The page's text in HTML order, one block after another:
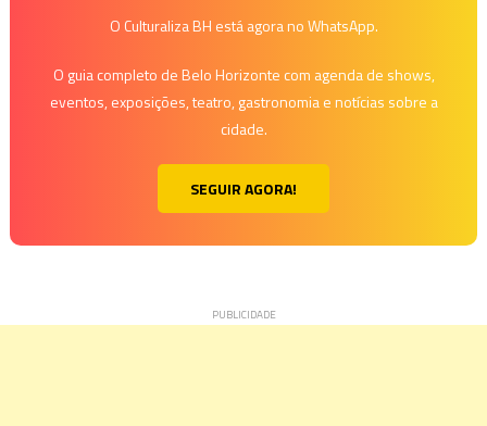
O Culturaliza BH está agora no WhatsApp.
O guia completo de Belo Horizonte com agenda de shows,
eventos, exposições, teatro, gastronomia e notícias sobre a
cidade.
SEGUIR AGORA!